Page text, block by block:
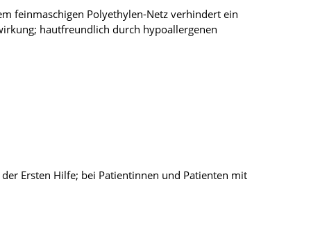
feinmaschigen Polyethylen-Netz verhindert ein
hautfreundlich durch hypoallergenen
Ersten Hilfe; bei Patientinnen und Patienten mit